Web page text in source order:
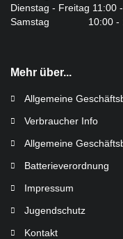
Dienstag - Freitag 11:00
Samstag 10:00 -
Mehr über...
Allgemeine
Verbraucher Info
Allgemeine
Batterieverordnung
Impressum
Jugendschutz
Kontakt